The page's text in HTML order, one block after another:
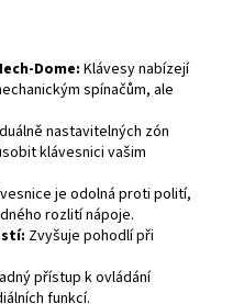
Dome:Klávesy nabízejí
spínačům, ale
nastavitelných zón
klávesnici vašim
je odolná proti polití,
rozlití nápoje.
Zvyšuje pohodlí při
přístup k ovládání
funkcí.